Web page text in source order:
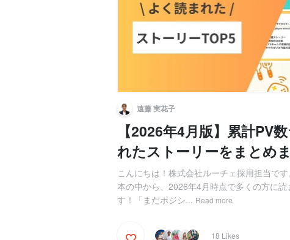
遠藤 実花子
【2026年4月版】累計PV
れたストーリーをまとめま
こんにちは！株式会社ルーチェ採用担当で
本の中から、2026年4月時点で多くの方に
す！「まだポジシ... Read more
18 Likes